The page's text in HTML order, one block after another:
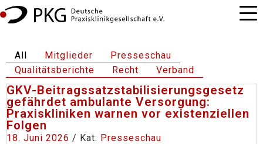
All Mitglieder
Presseschau
Qualitätsberichte
Recht Verband
GKV-Beitragssatzstabilisierungsgesetz
gefährdet ambulante Versorgung:
Praxiskliniken warnen vor existenziellen
Folgen
18. Juni 2026 / Kat: Presseschau